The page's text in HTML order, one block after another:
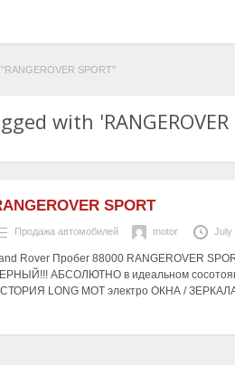
SPORT"
with 'RANGEROVER
SPORT
Продажа автомобилей motor July
Rover Пробег 88000 RANGEROVER
АБСОЛЮТНО в идеальном
LONG MOT электро ОКНА /